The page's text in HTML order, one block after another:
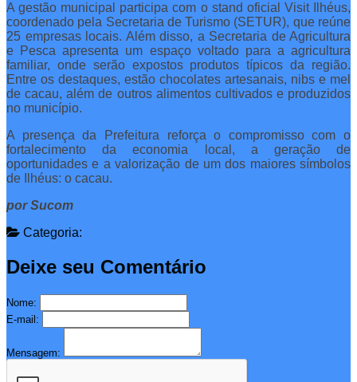
A gestão municipal participa com o stand oficial Visit Ilhéus,
coordenado pela Secretaria de Turismo (SETUR), que reúne
25 empresas locais. Além disso, a Secretaria de Agricultura
e Pesca apresenta um espaço voltado para a agricultura
familiar, onde serão expostos produtos típicos da região.
Entre os destaques, estão chocolates artesanais, nibs e mel
de cacau, além de outros alimentos cultivados e produzidos
no município.
A presença da Prefeitura reforça o compromisso com o
fortalecimento da economia local, a geração de
oportunidades e a valorização de um dos maiores símbolos
de Ilhéus: o cacau.
por Sucom
Categoria:
Deixe seu Comentário
Nome:
E-mail:
Mensagem: